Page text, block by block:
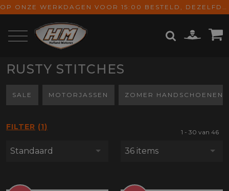
OP ONZE WERKDAGEN VOOR 15:00 BESTELD, DEZELFDE DAG VERZONDEN! GRATIS VERZENDING VANAF € 65,-
RUSTY STITCHES
SALE MOTORJASSEN ZOMER HANDSCHOENEN
FILTER 1
Standaard
1 - 30 van 46
36 items